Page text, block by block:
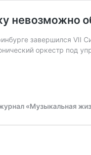
невозможно
завершился VII
оркестр под
«Музыкальная